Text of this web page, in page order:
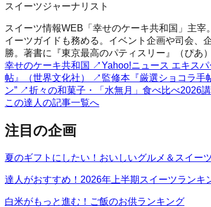
スイーツジャーナリスト
スイーツ情報WEB「幸せのケーキ共和国」主
イーツガイドも務める。イベント企画や司会、
勝。著書に『東京最高のパティスリー』（ぴあ
幸せのケーキ共和国 ↗Yahoo!ニュース エキスパ
帖』（世界文化社）
↗ 監修本『厳選ショコラ手
ン” ↗折々の和菓子・「水無月」食べ比べ2026
この達人の記事一覧へ
注目の企画
夏のギフトにしたい！おいしいグルメ＆スイー
達人がおすすめ！2026年上半期スイーツランキ
白米がもっと進む！ご飯のお供ランキング